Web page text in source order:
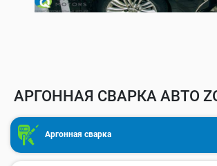
АРГОННАЯ СВАРКА АВТО
Аргонная сварка